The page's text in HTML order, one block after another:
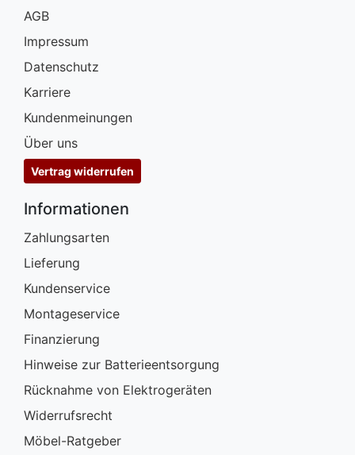
AGB
Impressum
Datenschutz
Karriere
Kundenmeinungen
Über uns
Vertrag widerrufen
Informationen
Zahlungsarten
Lieferung
Kundenservice
Montageservice
Finanzierung
Hinweise zur Batterieentsorgung
Rücknahme von Elektrogeräten
Widerrufsrecht
Möbel-Ratgeber